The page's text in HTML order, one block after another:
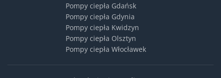
Pompy ciepła Gdańsk
Pompy ciepła Gdynia
Pompy ciepła Kwidzyn
Pompy ciepła Olsztyn
Pompy ciepła Włocławek